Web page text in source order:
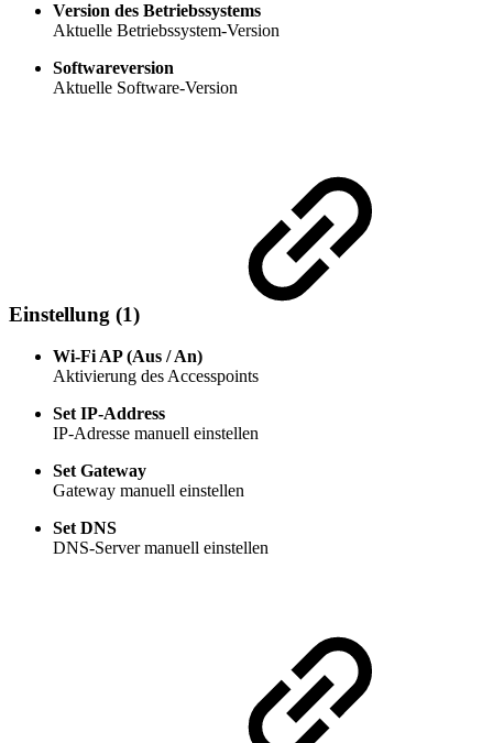
Version des Betriebssystems
Aktuelle Betriebssystem-Version
Softwareversion
Aktuelle Software-Version
Einstellung (1)
Wi-Fi AP (Aus / An)
Aktivierung des Accesspoints
Set IP-Address
IP-Adresse manuell einstellen
Set Gateway
Gateway manuell einstellen
Set DNS
DNS-Server manuell einstellen